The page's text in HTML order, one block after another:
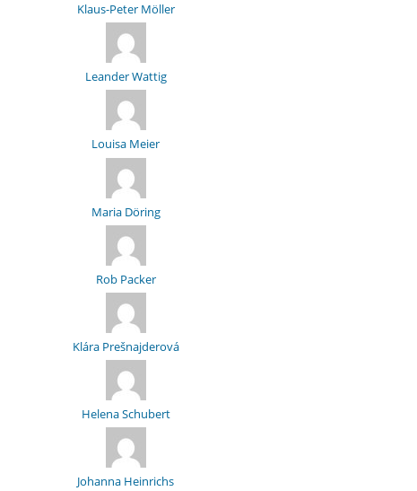
Klaus-Peter Möller
Leander Wattig
Louisa Meier
Maria Döring
Rob Packer
Klára Prešnajderová
Helena Schubert
Johanna Heinrichs